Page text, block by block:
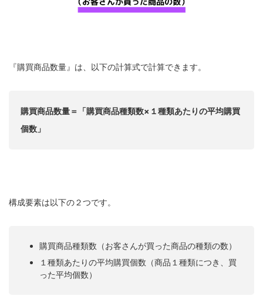
『購買商品数量』は、以下の計算式で計算できます。
購買商品数量＝「購買商品種類数×１種類あたりの平均購買
個数」
構成要素は以下の２つです。
購買商品種類数（お客さんが買った商品の種類の数）
１種類あたりの平均購買個数（商品１種類につき、買
った平均個数）